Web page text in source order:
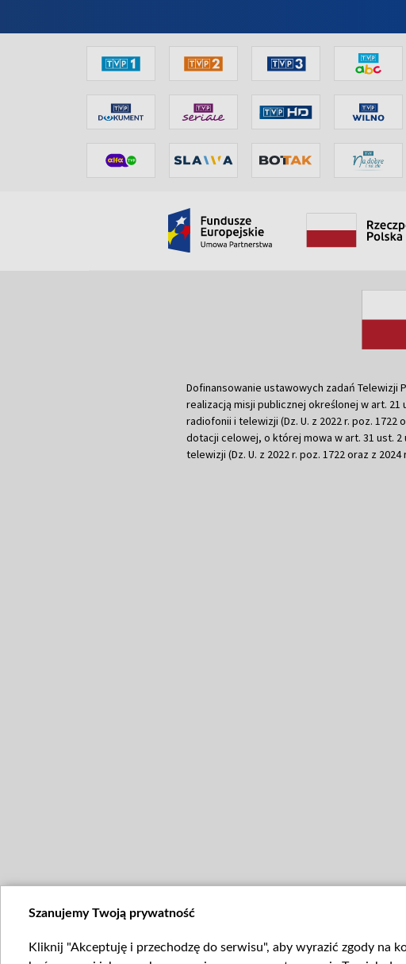
Dofinansowanie ustawowych zadań Telewizji
realizacją misji publicznej określonej w art. 21
radiofonii i telewizji (Dz. U. z 2022 r. poz.
dotacji celowej, o której mowa w art. 31 ust. 2
telewizji (Dz. U. z 2022 r. poz. 1722 oraz z 2024
Szanujemy Twoją prywatność
Kliknij "Akceptuję i przechodzę do serwisu", aby wyrazić zgody na